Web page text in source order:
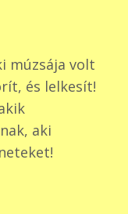
múzsája volt
és lelkesít!
aki